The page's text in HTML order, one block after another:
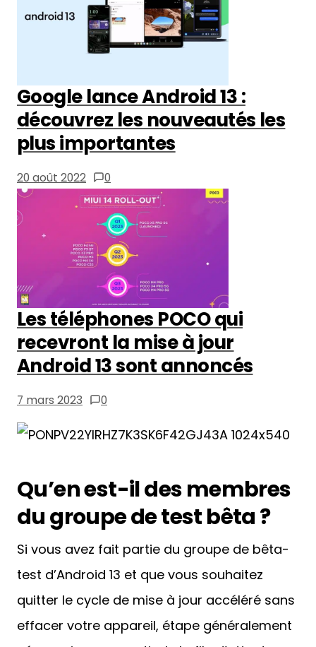
Google lance Android 13 :
découvrez les nouveautés les plus
importantes
20 août 2022
la mise à jour Android 13 sont
annoncés
7 mars 2023 0
Qu’en est-il des membres
du groupe de test bêta ?
Si vous avez fait partie du groupe de bêta-
test d’Android 13 et que vous souhaitez
quitter le cycle de mise à jour accéléré sans
effacer votre appareil, étape généralement
c’est le moment de le faire.
https://www.youtube.com/watch?
v=bR7d6b_Eado